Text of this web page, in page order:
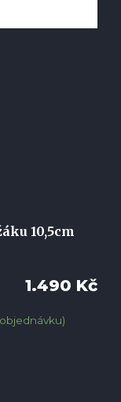
10,5cm
1.490 Kč